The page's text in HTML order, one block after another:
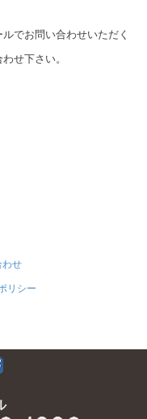
でお問い合わせいただく
せ下さい。
わせ
リシー